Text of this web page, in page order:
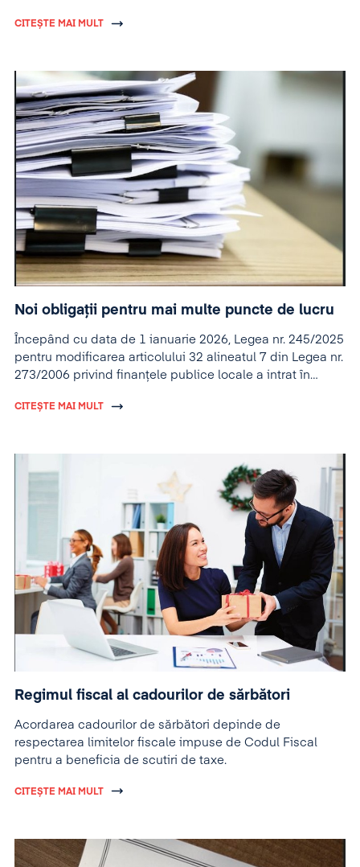
CITEȘTE MAI MULT
Noi obligații pentru mai multe puncte de lucru
Începând cu data de 1 ianuarie 2026, Legea nr. 245/2025
pentru modificarea articolului 32 alineatul 7 din Legea nr.
273/2006 privind finanțele publice locale a intrat în
CITEȘTE MAI MULT
Regimul fiscal al cadourilor de sărbători
Acordarea cadourilor de sărbători depinde de
respectarea limitelor fiscale impuse de Codul Fiscal
pentru a beneficia de scutiri de taxe.
CITEȘTE MAI MULT